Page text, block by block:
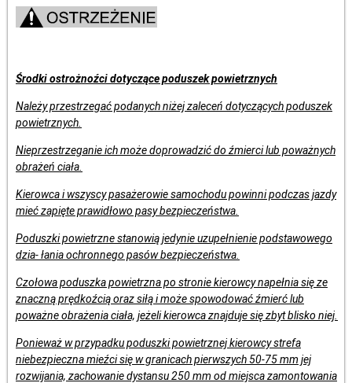
Środki ostrożnoźci dotyczące poduszek powietrznych
Należy przestrzegać podanych niżej zaleceń dotyczących poduszek
powietrznych.
Nieprzestrzeganie ich może doprowadzić do źmierci lub poważnych
obrażeń ciała.
Kierowca i wszyscy pasażerowie samochodu powinni podczas jazdy
mieć zapięte prawidłowo pasy bezpieczeństwa.
Poduszki powietrzne stanowią jedynie uzupełnienie podstawowego
dzia- łania ochronnego pasów bezpieczeństwa.
Czołowa poduszka powietrzna po stronie kierowcy napełnia się ze
znaczną prędkoźcią oraz siłą i może spowodować źmierć lub
poważne obrażenia ciała, jeżeli kierowca znajduje się zbyt blisko niej.
Ponieważ w przypadku poduszki powietrznej kierowcy strefa
niebezpieczna mieźci się w granicach pierwszych 50-75 mm jej
rozwijania, zachowanie dystansu 250 mm od miejsca zamontowania